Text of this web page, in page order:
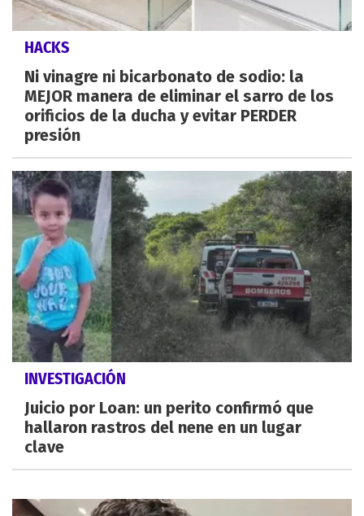
HACKS
Ni vinagre ni bicarbonato de sodio: la
MEJOR manera de eliminar el sarro de los
orificios de la ducha y evitar PERDER
presión
INVESTIGACIÓN
Juicio por Loan: un perito confirmó que
hallaron rastros del nene en un lugar
clave